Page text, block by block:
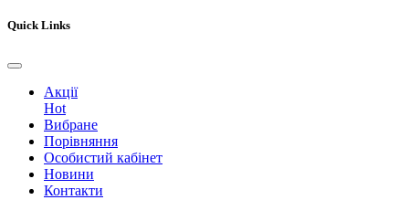
Quick Links
Акції
Hot
Вибране
Порівняння
Особистий кабінет
Новини
Контакти